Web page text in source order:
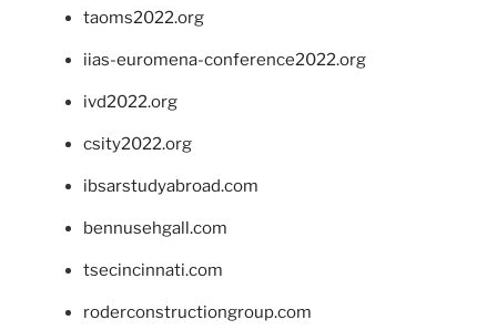
taoms2022.org
iias-euromena-conference2022.org
ivd2022.org
csity2022.org
ibsarstudyabroad.com
bennusehgall.com
tsecincinnati.com
roderconstructiongroup.com